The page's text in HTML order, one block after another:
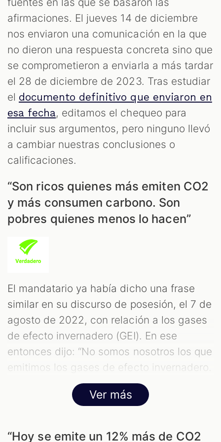
afirmaciones. El jueves 14 de diciembre
nos enviaron una comunicación en la que
no dieron una respuesta concreta sino que
se comprometieron a enviarla a más tardar
el 28 de diciembre de 2023. Tras estudiar
el documento definitivo que enviaron en
esa fecha, editamos el chequeo para
incluir sus argumentos, pero ninguno llevó
a cambiar nuestras conclusiones o
calificaciones.
“Son ricos quienes más emiten CO2
y más consumen carbono. Son
pobres quienes menos lo hacen”
El mandatario ya había dicho una frase
similar en su discurso de posesión, el 7 de
agosto de 2022, con relación a los gases
de efecto invernadero (GEI). En ese
entonces dijo: “No somos nosotros los que
emitimos los gases de efecto invernadero.
Son los ricos del mundo quienes lo hacen”,
verificamos en ese momento
evidencia científica, es verdadero.
Ver más
“Hoy se emite un 12% más de CO2